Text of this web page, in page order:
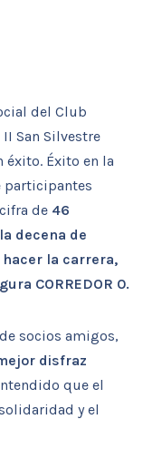
del Club
San Silvestre
éxito. Éxito en la
participantes
de 46
la decena de
la carrera,
CORREDOR 0.
socios amigos,
disfraz
que el
y el